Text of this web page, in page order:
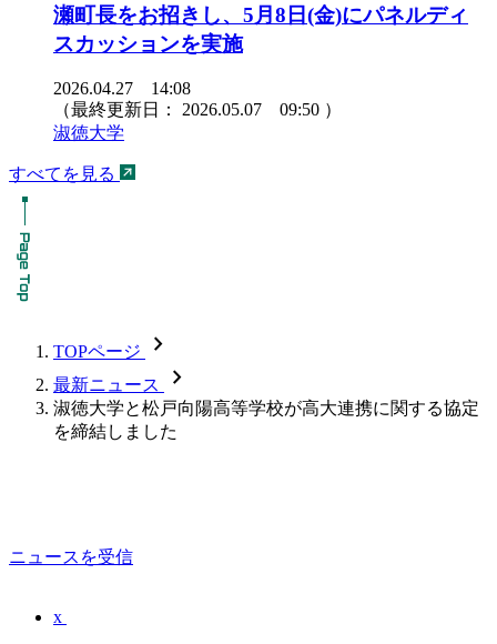
瀬町長をお招きし、5月8日(金)にパネルディ
スカッションを実施
2026.04.27 14:08
（最終更新日： 2026.05.07 09:50 ）
淑徳大学
すべてを見る
TOPページ chevron_forward
最新ニュース chevron_forward
淑徳大学と松戸向陽高等学校が高大連携に関する協定
を締結しました
ニュースを受信
x